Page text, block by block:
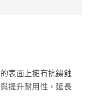
表面上擁有抗鏽蝕
提升耐用性，延長